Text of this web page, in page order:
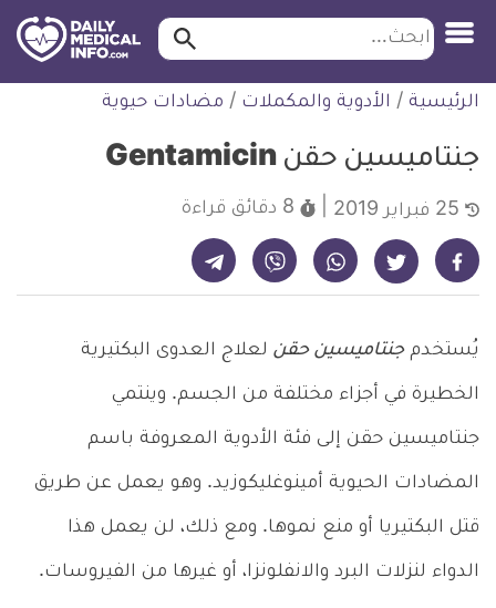
التخطي
للمحتوى
طبية
ابحث ابحث…
الرئيسية / الأدوية والمكملات / مضادات حيوية
جنتاميسين حقن Gentamicin
8 دقائق قراءة
شارك على فيسبوك - ديلي ميديكال انفو شارك على تويتر - ديلي ميديكال انفو شارك على واتساب - ديلي ميديكال انفو شارك على فايبر - ديلي ميديكال انفو شارك على تيليجرام - ديلي ميديكال انفو
يُستخدمجنتاميسين حقن لعلاج العدوى البكتيرية
الخطيرة في أجزاء مختلفة من الجسم. وينتمي
جنتاميسين حقن إلى فئة الأدوية المعروفة باسم
المضادات الحيوية أمينوغليكوزيد. وهو يعمل عن طريق
قتل البكتيريا أو منع نموها. ومع ذلك، لن يعمل هذا
الدواء لنزلات البرد والانفلونزا، أو غيرها من الفيروسات.